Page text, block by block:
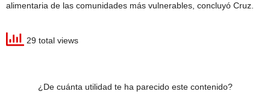
alimentaria de las comunidades más vulnerables, concluyó Cruz.
29 total views
¿De cuánta utilidad te ha parecido este contenido?